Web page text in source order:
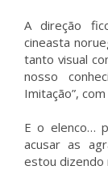
A direção
cineasta
tanto visual
nosso
Imitação”,
E o elenco…
acusar as
estou dizendo